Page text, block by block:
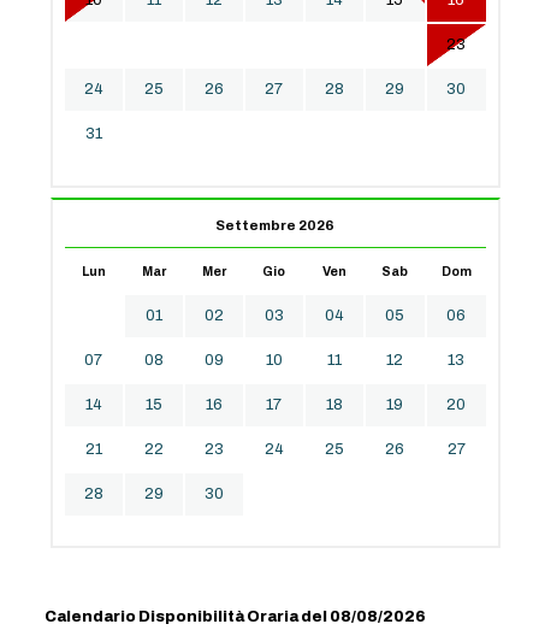
23
24 25 26 27 28 29 30
31
Settembre 2026
Lun Mar Mer Gio Ven Sab Dom
01 02 03 04 05 06
07 08 09 10 11 12 13
14 15 16 17 18 19 20
21 22 23 24 25 26 27
28 29 30
Calendario Disponibilità Oraria del 08/08/2026